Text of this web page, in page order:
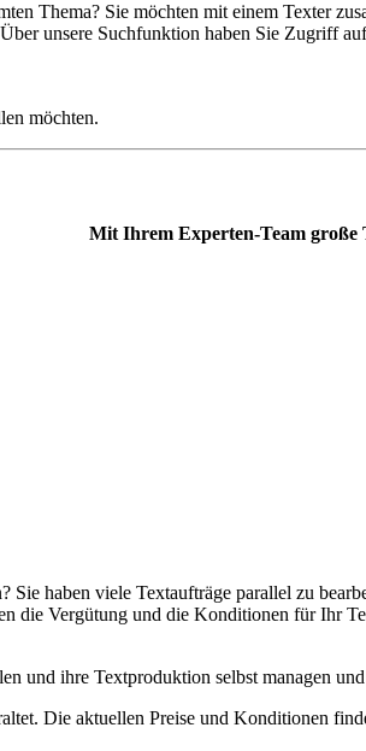
Thema? Sie möchten mit einem Texter
unsere Suchfunktion haben Sie Zugriff
möchten.
Mit Ihrem Experten-Team große
Sie haben viele Textaufträge parallel zu
die Vergütung und die Konditionen für Ihr
und ihre Textproduktion selbst managen
Die aktuellen Preise und Konditionen